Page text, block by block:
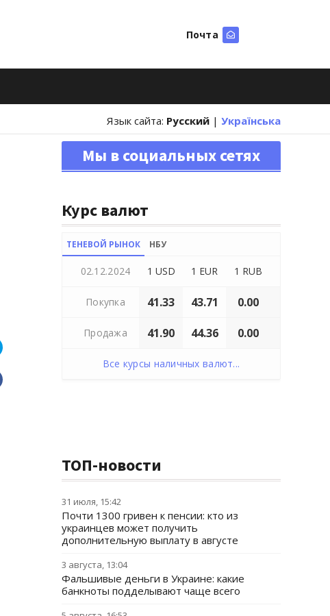
Почта
Язык сайта: Русский | Українська
Мы в социальных сетях
Курс валют
ТЕНЕВОЙ РЫНОК НБУ
02.12.2024 1 USD 1 EUR 1 RUB
Покупка 41.33 43.71 0.00
Продажа 41.90 44.36 0.00
Все курсы наличных валют...
ТОП-новости
31 июля, 15:42
Почти 1300 гривен к пенсии: кто из
украинцев может получить
дополнительную выплату в августе
3 августа, 13:04
Фальшивые деньги в Украине: какие
банкноты подделывают чаще всего